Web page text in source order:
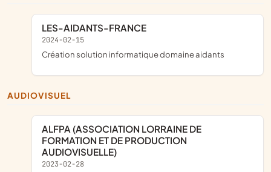
LES-AIDANTS-FRANCE
2024-02-15
création solution informatique domaine aidants
AUDIOVISUEL
ALFPA (ASSOCIATION LORRAINE DE
FORMATION ET DE PRODUCTION
AUDIOVISUELLE)
2023-02-28